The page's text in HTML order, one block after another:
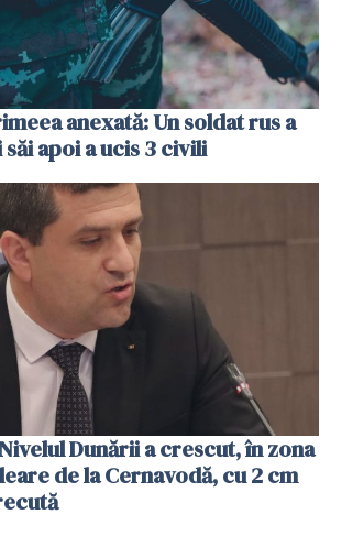
anexată: Un soldat rus a
apoi a ucis 3 civili
Dunării a crescut, în zona
de la Cernavodă, cu 2 cm